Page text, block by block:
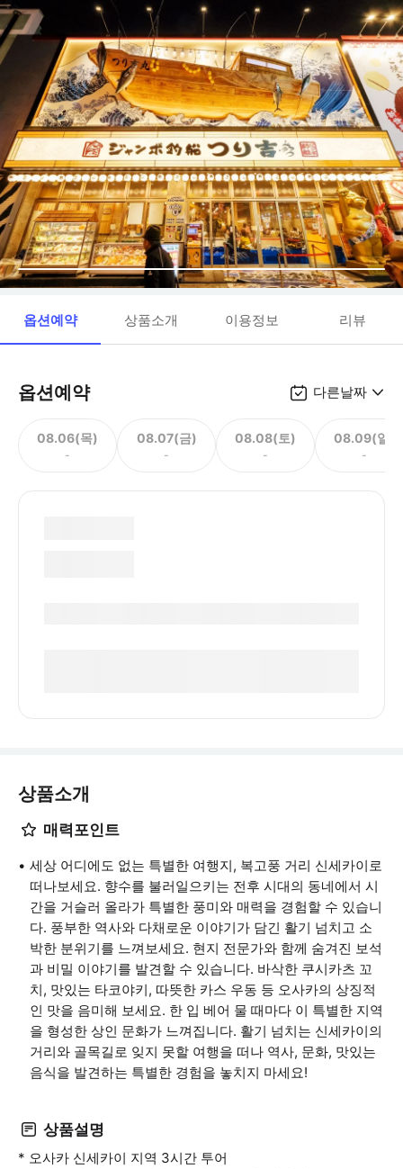
옵션예약 상품소개 이용정보 리뷰
옵션예약 다른날짜
08.06(목)
-
08.07(금)
-
08.08(토)
-
08.09(일)
-
상품소개
매력포인트
세상 어디에도 없는 특별한 여행지, 복고풍 거리 신세카이로
떠나보세요. 향수를 불러일으키는 전후 시대의 동네에서 시
간을 거슬러 올라가 특별한 풍미와 매력을 경험할 수 있습니
다. 풍부한 역사와 다채로운 이야기가 담긴 활기 넘치고 소
박한 분위기를 느껴보세요. 현지 전문가와 함께 숨겨진 보석
과 비밀 이야기를 발견할 수 있습니다. 바삭한 쿠시카츠 꼬
치, 맛있는 타코야키, 따뜻한 카스 우동 등 오사카의 상징적
인 맛을 음미해 보세요. 한 입 베어 물 때마다 이 특별한 지역
을 형성한 상인 문화가 느껴집니다. 활기 넘치는 신세카이의
거리와 골목길로 잊지 못할 여행을 떠나 역사, 문화, 맛있는
음식을 발견하는 특별한 경험을 놓치지 마세요!
상품설명
* 오사카 신세카이 지역 3시간 투어